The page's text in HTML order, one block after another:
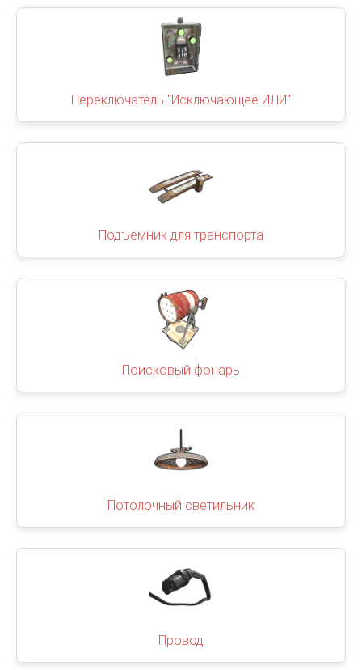
Переключатель "Исключающее ИЛИ"
Подъемник для транспорта
Поисковый фонарь
Потолочный светильник
Провод